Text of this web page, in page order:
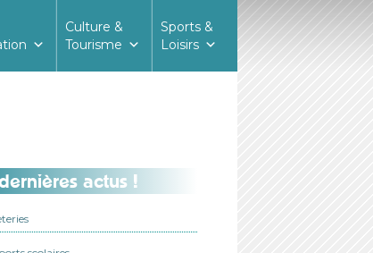
Culture &
Tourisme
Sports &
Loisirs
actus !